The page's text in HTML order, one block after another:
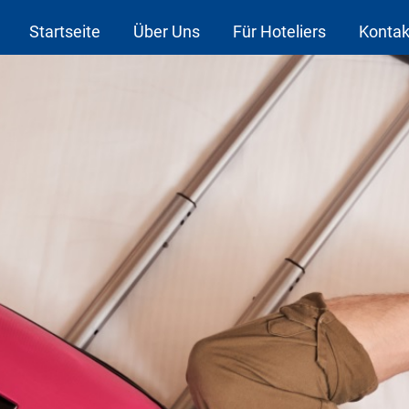
Startseite Über Uns Für Hoteliers